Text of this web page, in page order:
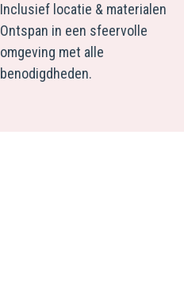
Inclusief locatie & materialen
Ontspan in een sfeervolle
omgeving met alle
benodigdheden.